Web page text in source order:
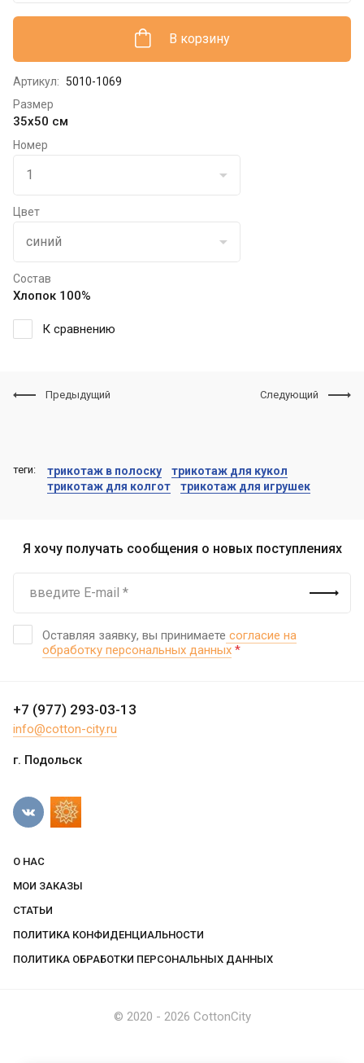
В корзину
Артикул:
5010-1069
Размер
35х50 см
Номер
Цвет
Состав
Хлопок 100%
К сравнению
Предыдущий Следующий
теги: трикотаж в полоску
трикотаж для кукол
трикотаж для колгот
трикотаж для игрушек
Я хочу получать сообщения о новых поступлениях
Оставляя заявку, вы принимаете согласие на
обработку персональных данных *
+7 (977) 293-03-13
info@cotton-city.ru
г. Подольск
О НАС
МОИ ЗАКАЗЫ
СТАТЬИ
ПОЛИТИКА КОНФИДЕНЦИАЛЬНОСТИ
ПОЛИТИКА ОБРАБОТКИ ПЕРСОНАЛЬНЫХ ДАННЫХ
© 2020 - 2026 CottonCity